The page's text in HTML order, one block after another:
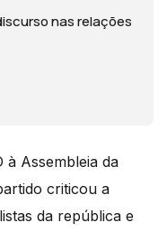
nas relações
à Assembleia da
criticou a
da república e